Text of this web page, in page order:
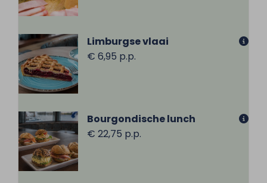
Limburgse vlaai
€ 6,95 p.p.
Bourgondische lunch
€ 22,75 p.p.